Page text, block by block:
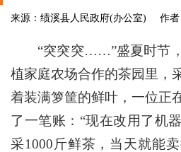
来源：绩溪县人民政府(办公室) 作
“突突突……”盛夏时节
植家庭农场合作的茶园里，
着装满箩筐的鲜叶，一位正
了一笔账：“现在改用了机
采1000斤鲜茶，当天就能